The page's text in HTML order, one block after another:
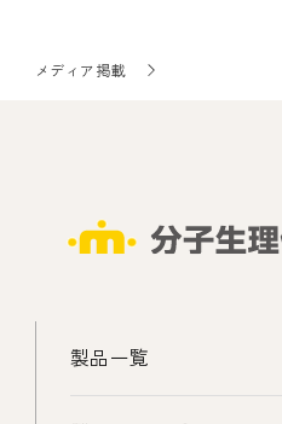
メディア掲載
製品一覧